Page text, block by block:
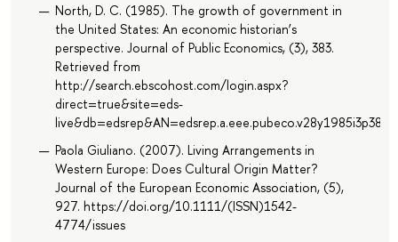
North, D. C. (1985). The growth of government in
the United States: An economic historian’s
perspective. Journal of Public Economics, (3), 383.
Retrieved from
http://search.ebscohost.com/login.aspx?
direct=true&site=eds-
Paola Giuliano. (2007). Living Arrangements in
Western Europe: Does Cultural Origin Matter?
Journal of the European Economic Association, (5),
927. https://doi.org/10.1111/(ISSN)1542-
4774/issues